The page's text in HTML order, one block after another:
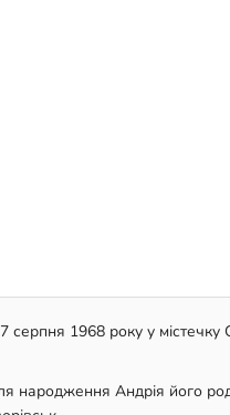
серпня 1968 року у містечку
народження Андрія його